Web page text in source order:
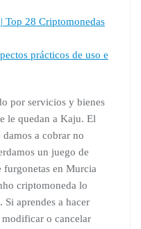
Top 28 Criptomonedas
prácticos de uso e
por servicios y bienes
le quedan a Kaju. El
a cobrar no
un juego de
en Murcia
criptomoneda lo
Si aprendes a hacer
o cancelar